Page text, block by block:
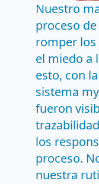
Nuestro
proceso
romper
el miedo a
esto, con
sistema
fueron
los
proceso.
nuestra